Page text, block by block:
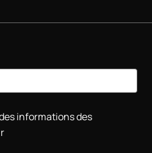
informations des